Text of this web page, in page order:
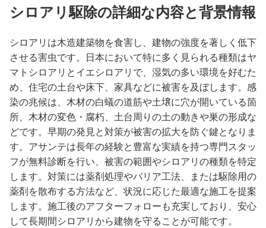
シロアリ駆除の詳細な内容と背景情報
シロアリは木造建築物を食害し、建物の強度を著しく低下
させる害虫です。日本において特に多く見られる種類はヤ
マトシロアリとイエシロアリで、湿気の多い環境を好むた
め、住宅の土台や床下、家具などに被害を及ぼします。感
染の兆候は、木材の白蟻の道筋や土壌に穴が開いている箇
所、木材の変色・腐朽、土台周りの土の動きや巣の形成な
どです。早期の発見と対策が被害の拡大を防ぐ鍵となりま
す。アサンテは長年の経験と豊富な実績を持つ専門スタッ
フが無料診断を行い、被害の範囲やシロアリの種類を特定
します。対策には薬剤処理やバリア工法、または駆除用の
薬剤を散布する方法など、状況に応じた最適な施工を提案
します。施工後のアフターフォローも充実しており、安心
して長期間シロアリから建物を守ることが可能です。